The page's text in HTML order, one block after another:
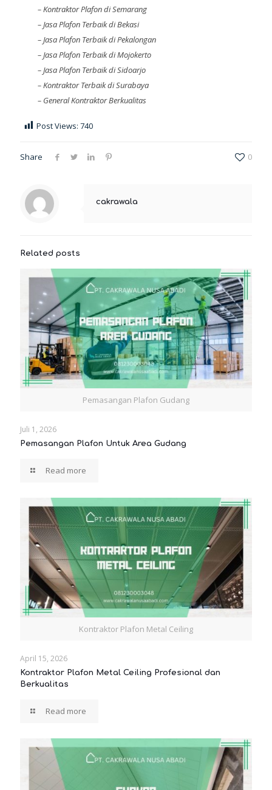
–Kontraktor Plafon di Semarang
–Jasa Plafon Terbaik di Bekasi
–Jasa Plafon Terbaik di Pekalongan
–Jasa Plafon Terbaik di Mojokerto
–Jasa Plafon Terbaik di Sidoarjo
–Kontraktor Terbaik di Surabaya
– General Kontraktor Berkualitas
Post Views: 740
Share 0
cakrawala
Related posts
Pemasangan Plafon Gudang
Juli 1, 2026
Pemasangan Plafon Untuk Area Gudang
Read more
Kontraktor Plafon Metal Ceiling
April 15, 2026
Kontraktor Plafon Metal Ceiling Profesional dan
Berkualitas
Read more